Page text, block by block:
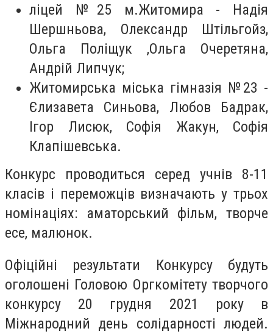
ліцей №25 м.Житомира - Надія
Шершньова, Олександр Штільгойз,
Ольга Поліщук ,Ольга Очеретяна,
Андрій Липчук;
Житомирська міська гімназія №23 -
Єлизавета Синьова, Любов Бадрак,
Ігор Лисюк, Софія Жакун, Софія
Клапішевська.
Конкурс проводиться серед учнів 8-11
класів і переможців визначають у трьох
номінаціях: аматорський фільм, творче
есе, малюнок.
Офіційні результати Конкурсу будуть
оголошені Головою Оргкомітету творчого
конкурсу 20 грудня 2021 року в
Міжнародний день солідарності людей.